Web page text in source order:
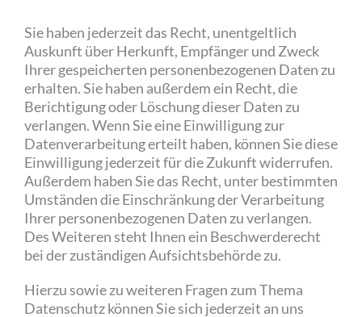
Sie haben jederzeit das Recht, unentgeltlich
Auskunft über Herkunft, Empfänger und Zweck
Ihrer gespeicherten personenbezogenen Daten zu
erhalten. Sie haben außerdem ein Recht, die
Berichtigung oder Löschung dieser Daten zu
verlangen. Wenn Sie eine Einwilligung zur
Datenverarbeitung erteilt haben, können Sie diese
Einwilligung jederzeit für die Zukunft widerrufen.
Außerdem haben Sie das Recht, unter bestimmten
Umständen die Einschränkung der Verarbeitung
Ihrer personenbezogenen Daten zu verlangen.
Des Weiteren steht Ihnen ein Beschwerderecht
bei der zuständigen Aufsichtsbehörde zu.
Hierzu sowie zu weiteren Fragen zum Thema
Datenschutz können Sie sich jederzeit an uns